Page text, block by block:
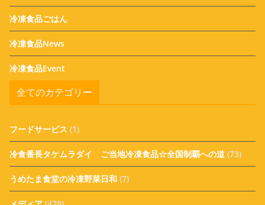
冷凍食品ごはん
冷凍食品News
冷凍食品Event
全てのカテゴリー
フードサービス (1)
冷食番長タケムラダイ ご当地冷凍食品☆全国制覇への道 (73)
うめたま食堂の冷凍野菜日和 (7)